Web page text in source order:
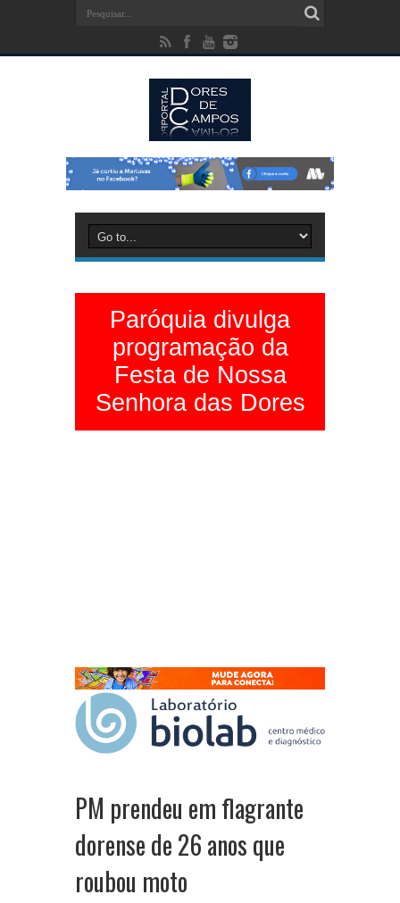
Paróquia divulga
programação da
Festa de Nossa
Senhora das Dores
PM prendeu em flagrante
dorense de 26 anos que
roubou moto